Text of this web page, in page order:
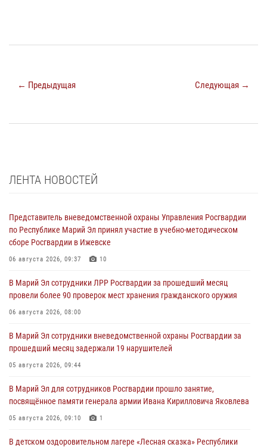
← Предыдущая Следующая →
ЛЕНТА НОВОСТЕЙ
Представитель вневедомственной охраны Управления Росгвардии
по Республике Марий Эл принял участие в учебно-методическом
сборе Росгвардии в Ижевске
06 августа 2026, 09:37 10
В Марий Эл сотрудники ЛРР Росгвардии за прошедший месяц
провели более 90 проверок мест хранения гражданского оружия
06 августа 2026, 08:00
В Марий Эл сотрудники вневедомственной охраны Росгвардии за
прошедший месяц задержали 19 нарушителей
05 августа 2026, 09:44
В Марий Эл для сотрудников Росгвардии прошло занятие,
посвящённое памяти генерала армии Ивана Кирилловича Яковлева
05 августа 2026, 09:10 1
В детском оздоровительном лагере «Лесная сказка» Республики